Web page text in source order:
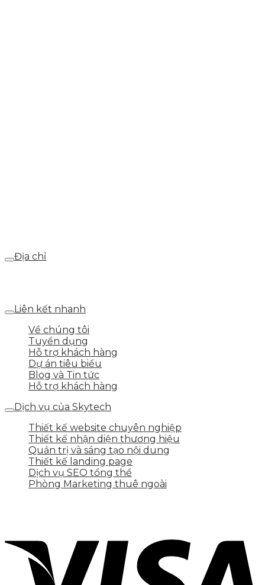
Địa chỉ
Liên kết nhanh
Về chúng tôi
Tuyển dụng
Hỗ trợ khách hàng
Dự án tiêu biểu
Blog và Tin tức
Hỗ trợ khách hàng
Dịch vụ của Skytech
Thiết kế website chuyên nghiệp
Thiết kế nhận diện thương hiệu
Quản trị và sáng tạo nội dung
Thiết kế landing page
Dịch vụ SEO tổng thể
Phòng Marketing thuê ngoài